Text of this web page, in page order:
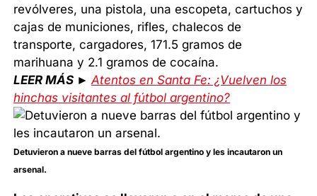
revólveres, una pistola, una escopeta, cartuchos y
cajas de municiones, rifles, chalecos de
transporte, cargadores, 171.5 gramos de
marihuana y 2.1 gramos de cocaína.
LEER MÁS ►Atentos en Santa Fe: ¿Vuelven los
hinchas visitantes al fútbol argentino?
Detuvieron a nueve barras del fútbol argentino y les incautaron un
arsenal.